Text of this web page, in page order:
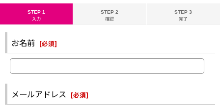
STEP 1
入力
STEP 2
確認
STEP 3
完了
お名前 [必須]
メールアドレス [必須]